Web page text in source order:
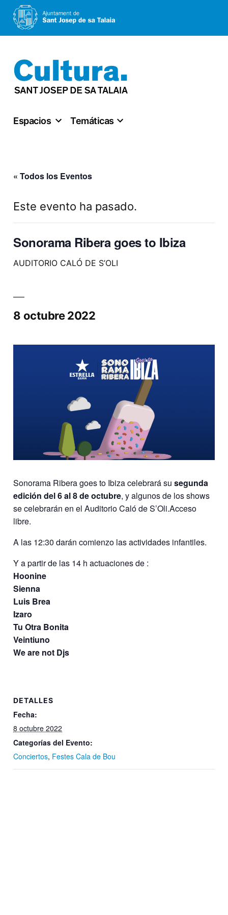
al
contenido
Espacios Temáticas
« Todos los Eventos
Este evento ha pasado.
Sonorama Ribera goes to Ibiza
AUDITORIO CALÓ DE S’OLI
8 octubre 2022
Sonorama Ribera goes to Ibiza celebrará susegunda
edición del 6 al 8 de octubre, y algunos de los shows
se celebrarán en el Auditorio Caló de S’Oli.Acceso
libre.
A las 12:30 darán comienzo las actividades infantiles.
Y a partir de las 14 h actuaciones de :
Hoonine
Sienna
Luis Brea
Izaro
Tu Otra Bonita
Veintiuno
We are not Djs
DETALLES
Fecha:
8 octubre 2022
Categorías del Evento:
Conciertos, Festes Cala de Bou